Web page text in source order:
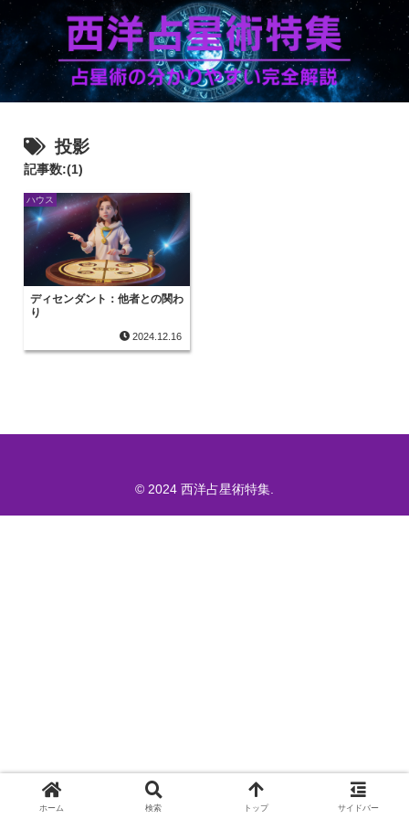
投影
記事数:(1)
ハウス
ディセンダント：他者との関わ
り
2024.12.16
© 2024 西洋占星術特集.
ホーム 検索 トップ サイドバー